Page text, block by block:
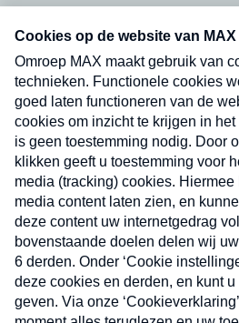
Neem hier een gratis
nieuwsbrief. Elke vrijdag- en
uw mailbox.
Nieuwsbrief
Neem hier een gratis